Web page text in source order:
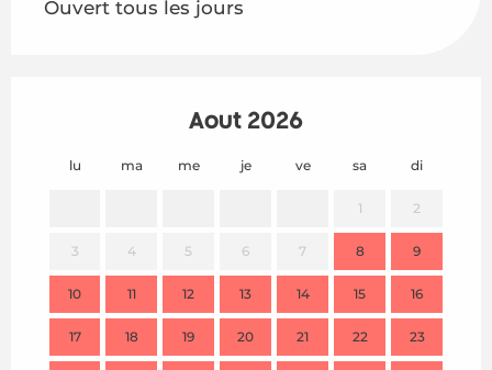
Ouvert tous les jours
Août 2026
lu ma me je ve sa di
1 2
3 4 5 6 7 8 9
10 11 12 13 14 15 16
17 18 19 20 21 22 23